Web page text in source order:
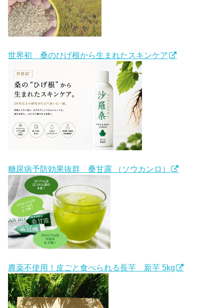
世界初 桑のひげ根から生まれたスキンケア
糖尿病予防効果抜群 桑甘露 （ソウカンロ）
農薬不使用！皮ごと食べられる長芋 新芋 5kg